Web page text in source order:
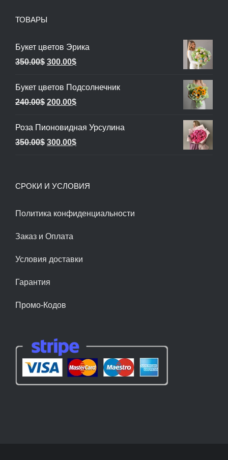
ТОВАРЫ
Букет цветов Эрика
350.00$ Первоначальная
составляла
350.00$.
300.00$Текущая
300.00$.
Букет цветов Подсолнечник
240.00$ Первоначальная
составляла
240.00$.
200.00$Текущая
200.00$.
Роза Пионовидная Урсулина
350.00$ Первоначальная
350.00$.
300.00$Текущая
СРОКИ И УСЛОВИЯ
Политика конфиденциальности
Заказ и Оплата
Условия доставки
Гарантия
Промо-Кодов